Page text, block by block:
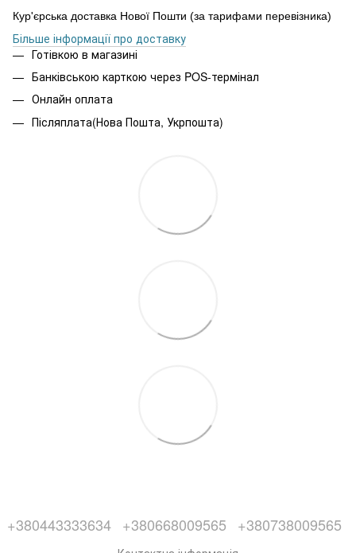
Кур'єрська доставка Нової Пошти (за тарифами перевізника)
Більше інформації про доставку
Готівкою в магазині
Банківською карткою через POS-термінал
Онлайн оплата
Післяплата(Нова Пошта, Укрпошта)
+380443333634 +380668009565 +380738009565